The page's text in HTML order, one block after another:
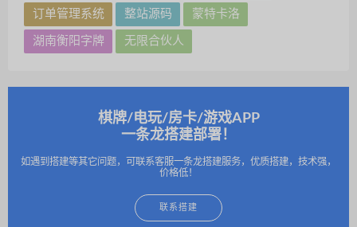
订单管理系统 整站源码 蒙特卡洛
湖南衡阳字牌 无限合伙人
棋牌/电玩/房卡/游戏APP
一条龙搭建部署！
如遇到搭建等其它问题，可联系客服一条龙搭建服务，优质搭建，技术强，
价格低！
联系搭建